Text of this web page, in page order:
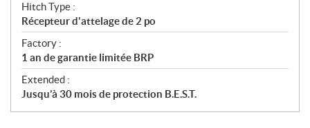
Hitch Type :
Récepteur d'attelage de 2 po
Factory :
1 an de garantie limitée BRP
Extended :
Jusqu’à 30 mois de protection B.E.S.T.